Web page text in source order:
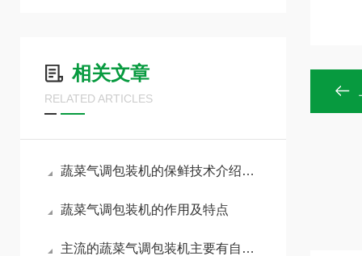
相关文章
RELATED ARTICLES
蔬菜气调包装机的保鲜技术介绍及应用范围
蔬菜气调包装机的作用及特点
主流的蔬菜气调包装机主要有自动和半自动两种